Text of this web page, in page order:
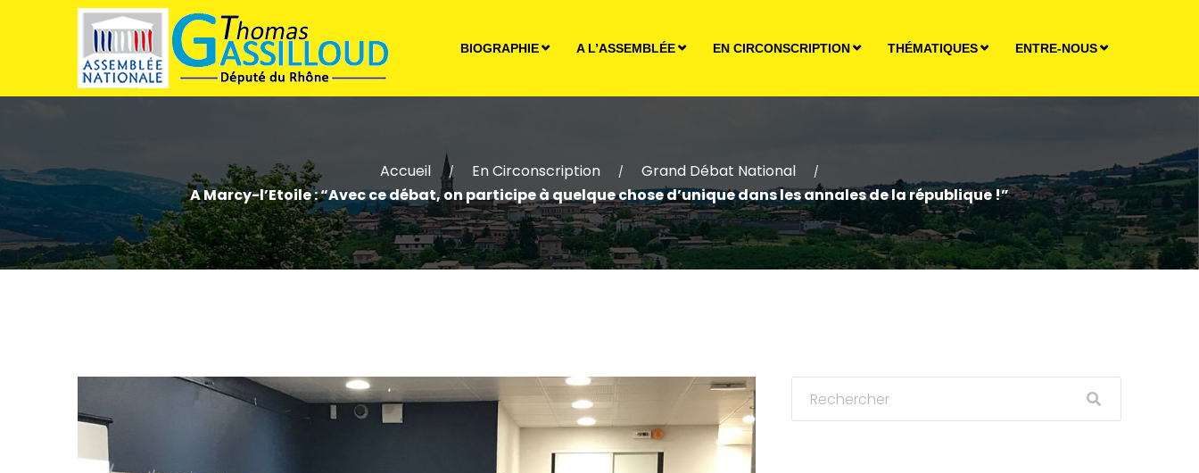
BIOGRAPHIE A L’ASSEMBLÉE EN CIRCONSCRIPTION THÉMATIQUES ENTRE-NOUS
Accueil / En Circonscription / Grand Débat National /
A Marcy-l’Etoile : “Avec ce débat, on participe à quelque chose d’unique dans les annales de la république !”